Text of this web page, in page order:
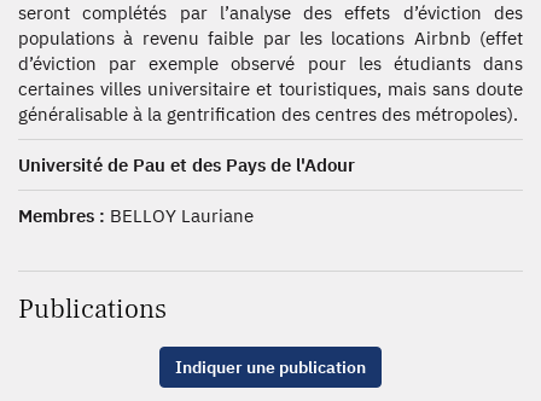
seront complétés par l’analyse des effets d’éviction des
populations à revenu faible par les locations Airbnb (effet
d’éviction par exemple observé pour les étudiants dans
certaines villes universitaire et touristiques, mais sans doute
généralisable à la gentrification des centres des métropoles).
Université de Pau et des Pays de l'Adour
Membres : BELLOY Lauriane
Publications
Indiquer une publication